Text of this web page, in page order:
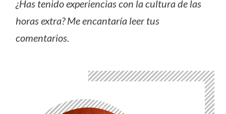
¿Has tenido experiencias con la cultura de las
horas extra? Me encantaría leer tus
comentarios.